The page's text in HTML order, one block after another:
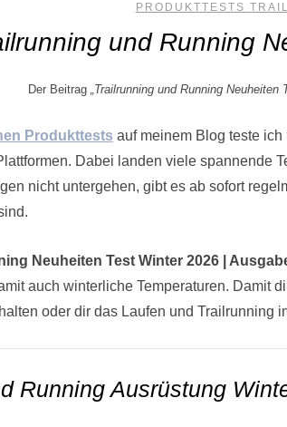
PRODUKTTESTS
und Running
Der Beitrag „Trailrunning und Running Neuheiten
Produkttests auf meinem Blog teste
Dabei landen viele spannende
nicht untergehen, gibt es ab sofort
Neuheiten Test Winter 2026 |
auch winterliche Temperaturen. Damit
oder dir das Laufen und Trailrunning
Running Ausrüstung